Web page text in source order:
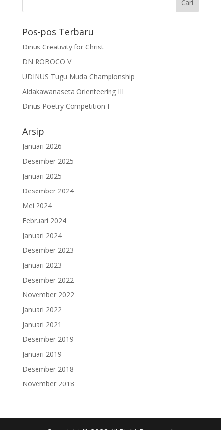
Pos-pos Terbaru
Dinus Creativity for Christ
DN ROBOCO V
UDINUS Tugu Muda Championship
Aldakawanaseta Orienteering III
Dinus Poetry Competition II
Arsip
Januari 2026
Desember 2025
Januari 2025
Desember 2024
Mei 2024
Februari 2024
Januari 2024
Desember 2023
Januari 2023
Desember 2022
November 2022
Januari 2022
Januari 2021
Desember 2019
Januari 2019
Desember 2018
November 2018